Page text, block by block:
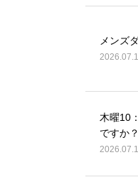
メンズ
木曜10
ですか？